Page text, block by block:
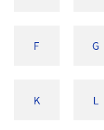
F G
K L